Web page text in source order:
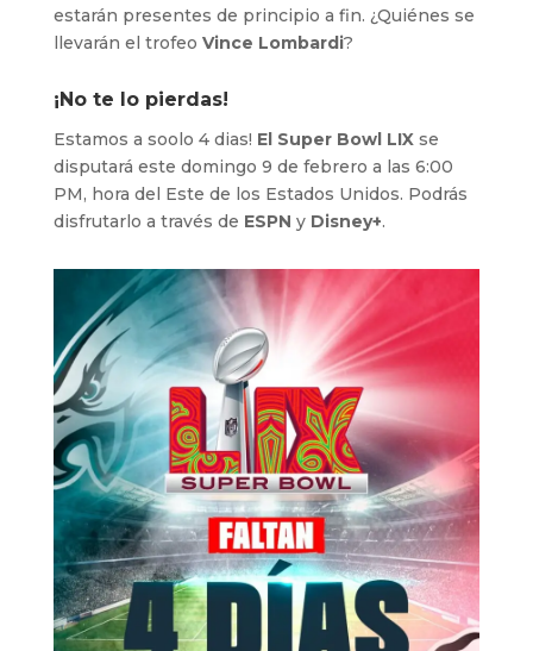
estarán presentes de principio a fin. ¿Quiénes se
llevarán el trofeo Vince Lombardi?
¡No te lo pierdas!
Estamos a soolo 4 dias! El Super Bowl LIXse
disputará este domingo 9 de febrero a las 6:00
PM, hora del Este de los Estados Unidos. Podrás
disfrutarlo a través de ESPN y Disney+.